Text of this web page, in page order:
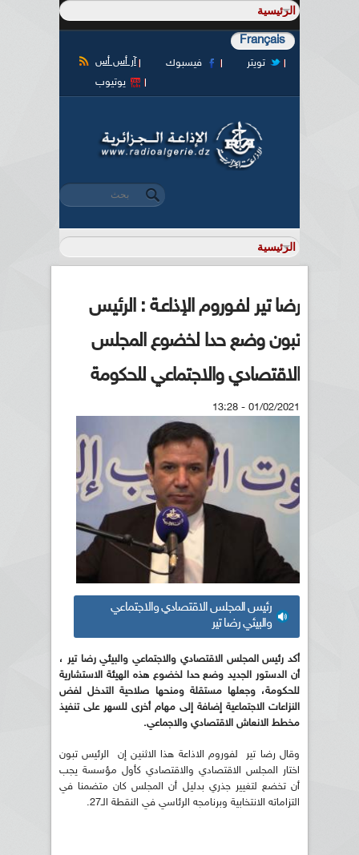
Français
آر أس أس فيسبوك
تويتر
يوتيوب
استمارة البحث
‏بحث ‏
رضا تير لفـوروم الإذاعـة : الرئيس
تبون وضع حدا لخضوع المجلس
الاقتصادي والاجتماعي للحكومة
01/02/2021 - 13:28
رئيس المجلس الاقتصادي والاجتماعي
والبيئي رضا تير
أكد رئيس المجلس الاقتصادي والاجتماعي والبيئي رضا تير ،
أن الدستور الجديد وضع حدا لخضوع هذه الهيئة الاستشارية
للحكومة، وجعلها مستقلة ومنحها صلاحية التدخل لفض
النزاعات الاجتماعية إضافة إلى مهام أخرى للسهر على تنفيذ
مخطط الانعاش الاقتصادي والاجماعي.
وقال رضا تير لفوروم الاذاعة هذا الاثنين إن الرئيس تبون
اختار المجلس الاقتصادي والاقتصادي كأول مؤسسة يجب
أن تخضع لتغيير جذري بدليل أن المجلس كان متضمنا في
التزاماته الانتخابية وبرنامجه الرئاسي في النقطة الـ27.